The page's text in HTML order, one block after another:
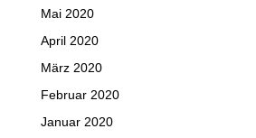
Mai 2020
April 2020
März 2020
Februar 2020
Januar 2020